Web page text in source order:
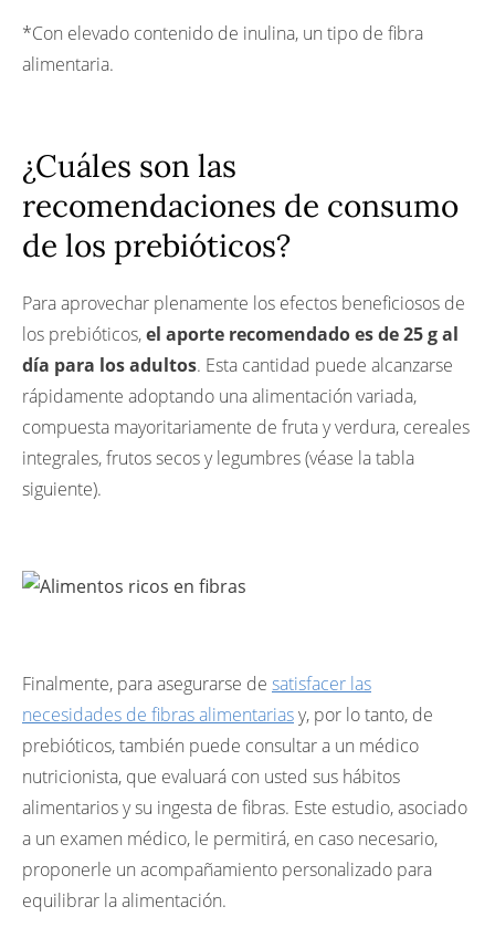
*Con elevado contenido de inulina, un tipo de fibra
alimentaria.
¿Cuáles son las
recomendaciones de consumo
de los prebióticos?
Para aprovechar plenamente los efectos beneficiosos de
los prebióticos,el aporte recomendado es de 25 g al
día para los adultos. Esta cantidad puede alcanzarse
rápidamente adoptando una alimentación variada,
compuesta mayoritariamente de fruta y verdura, cereales
integrales, frutos secos y legumbres (véase la tabla
siguiente).
Finalmente, para asegurarse de satisfacer las
necesidades de fibras alimentariasy, por lo tanto, de
prebióticos, también puede consultar a un médico
nutricionista, que evaluará con usted sus hábitos
alimentarios y su ingesta de fibras. Este estudio, asociado
a un examen médico, le permitirá, en caso necesario,
proponerle un acompañamiento personalizado para
equilibrar la alimentación.